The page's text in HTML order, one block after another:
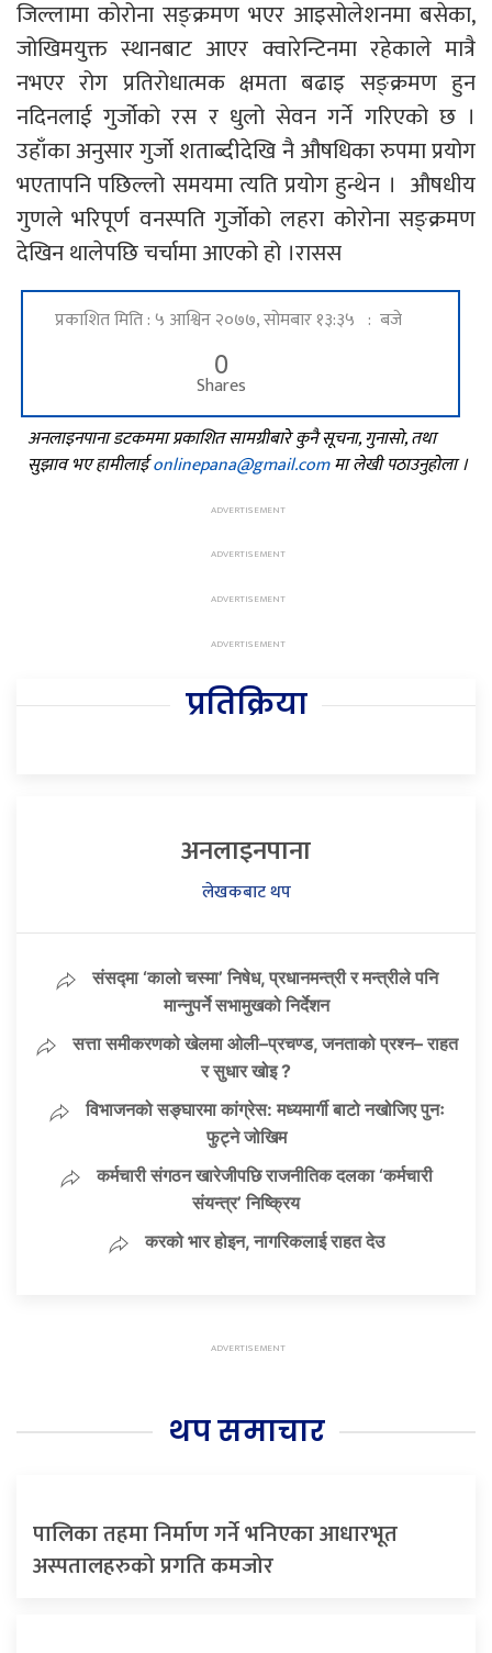
जिल्लामा कोरोना सङ्क्रमण भएर आइसोलेशनमा बसेका,
जोखिमयुक्त स्थानबाट आएर क्वारेन्टिनमा रहेकाले मात्रै
नभएर रोग प्रतिरोधात्मक क्षमता बढाइ सङ्क्रमण हुन
नदिनलाई गुर्जोको रस र धुलो सेवन गर्ने गरिएको छ ।
उहाँका अनुसार गुर्जो शताब्दीदेखि नै औषधिका रुपमा प्रयोग
भएतापनि पछिल्लो समयमा त्यति प्रयोग हुन्थेन । औषधीय
गुणले भरिपूर्ण वनस्पति गुर्जोको लहरा कोरोना सङ्क्रमण
देखिन थालेपछि चर्चामा आएको हो ।रासस
प्रकाशित मिति : ५ आश्विन २०७७, सोमबार १३:३५ : बजे
0
Shares
अनलाइनपाना डटकममा प्रकाशित सामग्रीबारे कुनै सूचना, गुनासो, तथा
सुझाव भए हामीलाईonlinepana@gmail.comमा लेखी पठाउनुहोला ।
प्रतिक्रिया
अनलाइनपाना
लेखकबाट थप
संसद्मा ‘कालो चस्मा’ निषेध, प्रधानमन्त्री र मन्त्रीले पनि
मान्नुपर्ने सभामुखको निर्देशन
सत्ता समीकरणको खेलमा ओली–प्रचण्ड, जनताको प्रश्न– राहत
र सुधार खोइ ?
विभाजनको सङ्घारमा कांग्रेस: मध्यमार्गी बाटो नखोजिए पुनः
फुट्ने जोखिम
कर्मचारी संगठन खारेजीपछि राजनीतिक दलका ‘कर्मचारी
संयन्त्र’ निष्क्रिय
करको भार होइन, नागरिकलाई राहत देउ
थप समाचार
पालिका तहमा निर्माण गर्ने भनिएका आधारभूत
अस्पतालहरुको प्रगति कमजोर